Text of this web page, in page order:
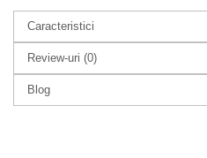
Caracteristici
Review-uri (0)
Blog